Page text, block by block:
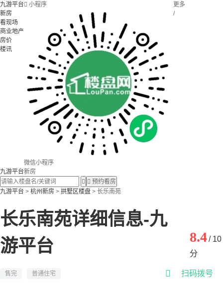
九游平台
新房
看现场
商业地产
房价
楼讯
 小程序
微信小程序
更多
/
九游平台新房
  预约看房
九游平台 > 杭州新房 > 拱墅区楼盘 > 长乐南苑
长乐南苑详细信息-九
游平台
8.4 / 10
分
售完 普通住宅  扫码拨号